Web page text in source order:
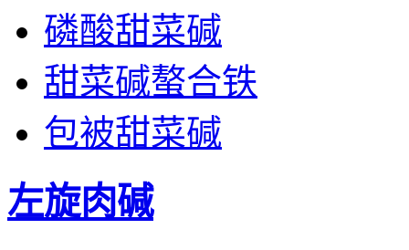
磷酸甜菜碱
甜菜碱螯合铁
包被甜菜碱
左旋肉碱